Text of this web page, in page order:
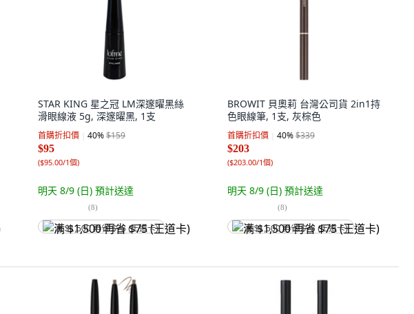
STAR KING 星之冠 LM深邃曜黑絲
滑眼線液 5g, 深邃曜黑, 1支
首購折扣價 40%$159
$95
($95.00/1個)
明天 8/9 (日) 預計送達
(8)
满 $1,500 再省 $75 (王道卡)
BROWIT 貝奧莉 台灣公司貨 2in1持
色眼線筆, 1支, 灰棕色
首購折扣價 40%$339
$203
($203.00/1個)
明天 8/9 (日) 預計送達
(8)
满 $1,500 再省 $75 (王道卡)